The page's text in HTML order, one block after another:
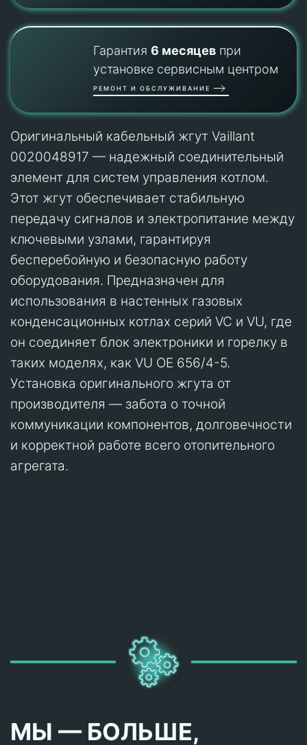
Гарантия 6 месяцевпри
установке сервисным центром
РЕМОНТ И ОБСЛУЖИВАНИЕ
Оригинальный кабельный жгут Vaillant
0020048917 — надежный соединительный
элемент для систем управления котлом.
Этот жгут обеспечивает стабильную
передачу сигналов и электропитание между
ключевыми узлами, гарантируя
бесперебойную и безопасную работу
оборудования. Предназначен для
использования в настенных газовых
конденсационных котлах серий VC и VU, где
он соединяет блок электроники и горелку в
таких моделях, как VU OE 656/4-5.
Установка оригинального жгута от
производителя — забота о точной
коммуникации компонентов, долговечности
и корректной работе всего отопительного
агрегата.
МЫ — БОЛЬШЕ,